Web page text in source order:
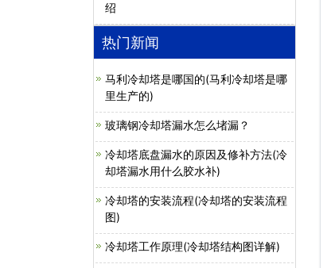
绍
热门新闻
马利冷却塔是哪国的(马利冷却塔是哪
里生产的)
玻璃钢冷却塔漏水怎么堵漏？
冷却塔底盘漏水的原因及修补方法(冷
却塔漏水用什么胶水补)
冷却塔的安装流程(冷却塔的安装流程
图)
冷却塔工作原理(冷却塔结构图详解)